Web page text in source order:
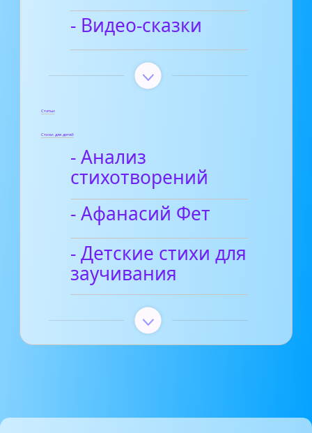
- Видео-сказки
Статьи
Стихи для детей
- Анализ
стихотворений
- Афанасий Фет
- Детские стихи для
заучивания